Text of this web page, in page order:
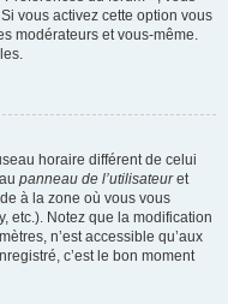
Si vous activez cette option vous
modérateurs et vous-même.
horaire différent de celui
panneau de l’utilisateuret
à la zone où vous vous
etc.). Notez que la modification
n’est accessible qu’aux
c’est le bon moment